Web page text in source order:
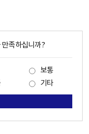
만족하십니까?
보통
기타